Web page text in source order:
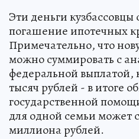
Эти деньги
погашение ипотечных
Примечательно, что
можно суммировать с
федеральной выплатой,
тысяч рублей - в итоге
государственной
для одной семьи может
миллиона рублей.